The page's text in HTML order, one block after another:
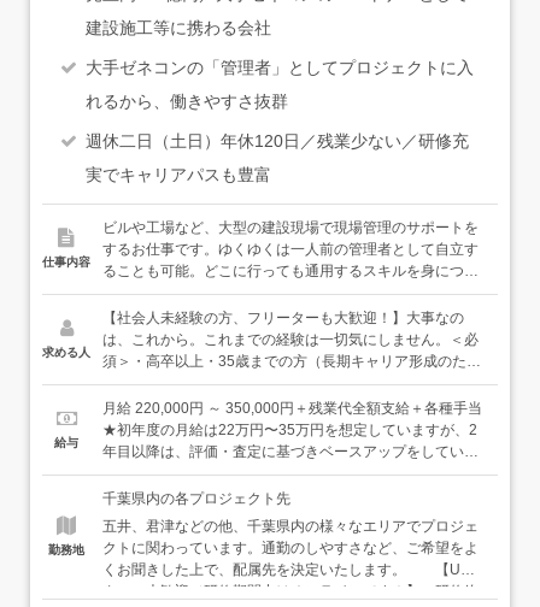
建設施工等に携わる会社
大手ゼネコンの「管理者」としてプロジェクトに入
れるから、働きやすさ抜群
週休二日（土日）年休120日／残業少ない／研修充
実でキャリアパスも豊富
仕事内容
ビルや工場など、大型の建設現場で現場管理のサポートを
するお仕事です。ゆくゆくは一人前の管理者として自立す
ることも可能。どこに行っても通用するスキルを身につけ
ることができる環境です。充実した環境で、あなたを大事
に育てます。＜具体的には…＞●安全管理のサポート：職
人さんが怪我をしないように危険な箇所に目印をつけ、事
前に周知したり、熱中症にならないよう水分補給のお声が
造られているかを確認し、写真を撮って記録を残します。
●スケジュール管理：工事スケジュールが予定通り進むよ
うに、作業内容や材料の搬入時間などを記入します。など
の勤務経験がない方は、挨拶や敬語の使い方等、ビジネス
マナーから習得することができますし、メモの取り方や
TODOリストの作成方法等、仕事を円滑に進めるための基
本だってイチから学ぶことができます。パソコンの使い方
も入社後にじっくり覚えていきましょう。メールや報告書
求める人
【社会人未経験の方、フリーターも大歓迎！】大事なの
は、これから。これまでの経験は一切気にしません。＜必
須＞・高卒以上・35歳までの方（長期キャリア形成のた
め）＜歓迎＞・普通自動車免許をお持ちの方（AT限定で
OK）・みんなで力を合わせて何かを達成する喜びを感じて
みたい方・自分の将来をより良いものにするために、一歩
一歩学んでいきたい方居酒屋スタッフ・アミューズメント
の仲間たちが、経験・知識ゼロから立派な管理者・技術者
トで、あなたのキャリアを全力で応援します！
給与
月給 220,000円 ～ 350,000円＋残業代全額支給＋各種手当
★初年度の月給は22万円〜35万円を想定していますが、2
年目以降は、評価・査定に基づきベースアップをしていき
ます。【年収例】年収450万円：22歳／未経験入社1年目
（賞与・残業代含む）年収500万円：29歳／未経験入社6年
目（賞与・残業代・各種手当含む）年収600万円：35歳／
未経験入社11年目（賞与・残業代・各種手当含む）
勤務地
千葉県内の各プロジェクト先
五井、君津などの他、千葉県内の様々なエリアでプロジェ
クトに関わっています。通勤のしやすさなど、ご希望をよ
くお聞きした上で、配属先を決定いたします。 【U・I
ターン大歓迎／研修期間中はオンラインです！】 研修終